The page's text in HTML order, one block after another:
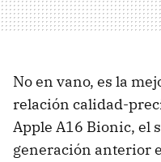
No en vano, es la
relación calidad-
Apple A16 Bionic, el
generación anterior